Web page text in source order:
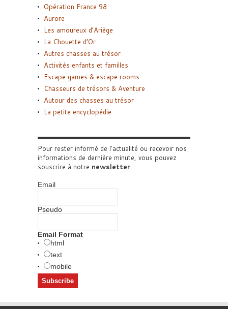
Opération France 98
Aurore
Les amoureux d’Ariège
La Chouette d’Or
Autres chasses au trésor
Activités enfants et familles
Escape games & escape rooms
Chasseurs de trésors & Aventure
Autour des chasses au trésor
La petite encyclopédie
Pour rester informé de l'actualité ou recevoir nos
informations de dernière minute, vous pouvez
souscrire à notre newsletter
Email
Pseudo
Email Format
html
text
mobile